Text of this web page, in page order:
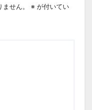
せん。 ※ が付いてい